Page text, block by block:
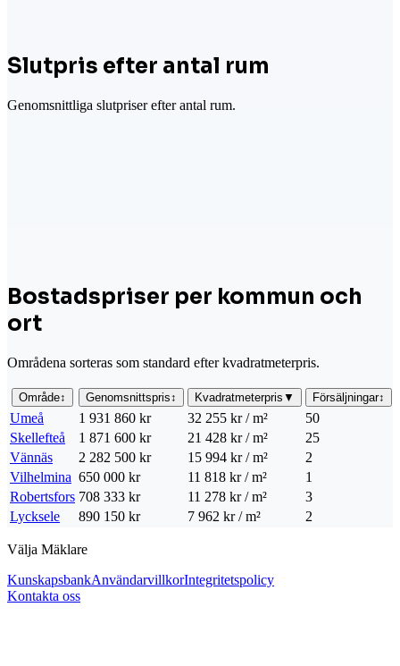
Slutpris efter antal rum
Genomsnittliga slutpriser efter antal rum.
Bostadspriser per kommun och
ort
Områdena sorteras som standard efter kvadratmeterpris.
Område↕ Genomsnittspris↕ Kvadratmeterpris ▼ Försäljningar↕
Umeå 1 931 860 kr 32 255 kr / m²
50
Skellefteå
1 871 600 kr 21 428 kr / m²
25
Vännäs
2 282 500 kr 15 994 kr / m²
2
Vilhelmina 650 000 kr 11 818 kr / m²
1
Robertsfors 708 333 kr 11 278 kr / m²
3
Lycksele
890 150 kr 7 962 kr / m² 2
Välja Mäklare
KunskapsbankAnvändarvillkorIntegritetspolicy
Kontakta oss